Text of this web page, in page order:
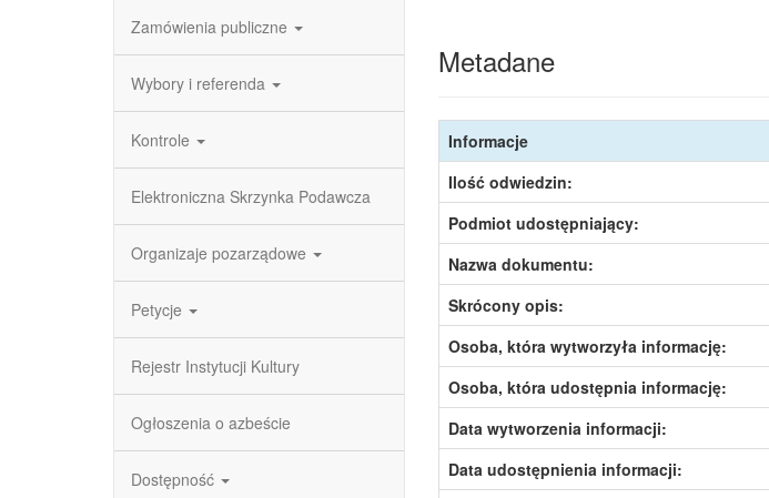
Zamówienia publiczne
Wybory i referenda
Kontrole
Elektroniczna Skrzynka Podawcza
Organizaje pozarządowe
Petycje
Rejestr Instytucji Kultury
Ogłoszenia o azbeście
Dostępność
Metadane
Informacje
Ilość odwiedzin:
Podmiot udostępniający:
Nazwa dokumentu:
Skrócony opis:
Osoba, która wytworzyła informację:
Osoba, która udostępnia informację:
Data wytworzenia informacji:
Data udostępnienia informacji: